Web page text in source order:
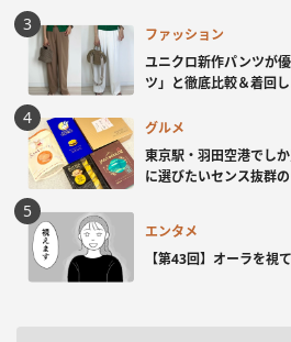
ファッション
ユニクロ新作パンツが
ツ」と徹底比較＆着回
グルメ
東京駅・羽田空港でし
に選びたいセンス抜群
エンタメ
【第43回】オーラを視